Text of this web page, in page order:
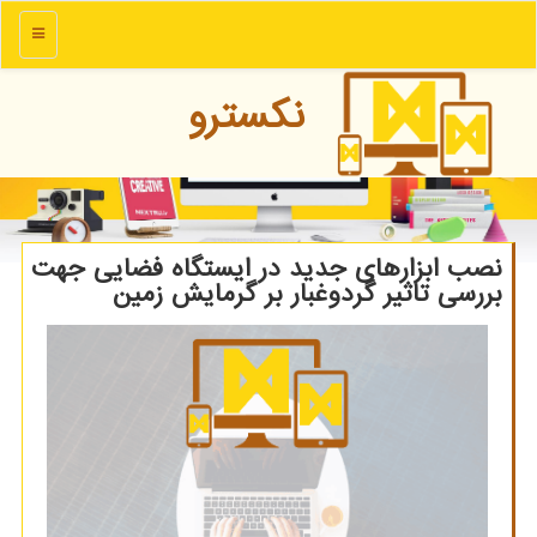
منو
نكسترو
نصب ابزارهای جدید در ایستگاه فضایی جهت
بررسی تاثیر گردوغبار بر گرمایش زمین